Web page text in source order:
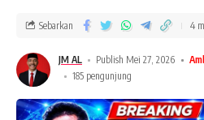
JM AL Publish Mei 27, 2026
185 pengunjung
Sebarkan 4